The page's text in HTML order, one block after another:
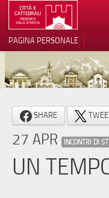
TERRITORIO
ARCHITETTURE
MUSEI
ITINERARI
EVENTI
PAGINA PERSONALE
SHARE
27 APR INCONTRI DI
UN
Informativa sulla
Le tue